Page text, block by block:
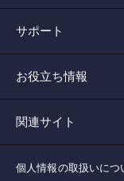
サポート
お役立ち情報
関連サイト
個人情報の取扱いにつ